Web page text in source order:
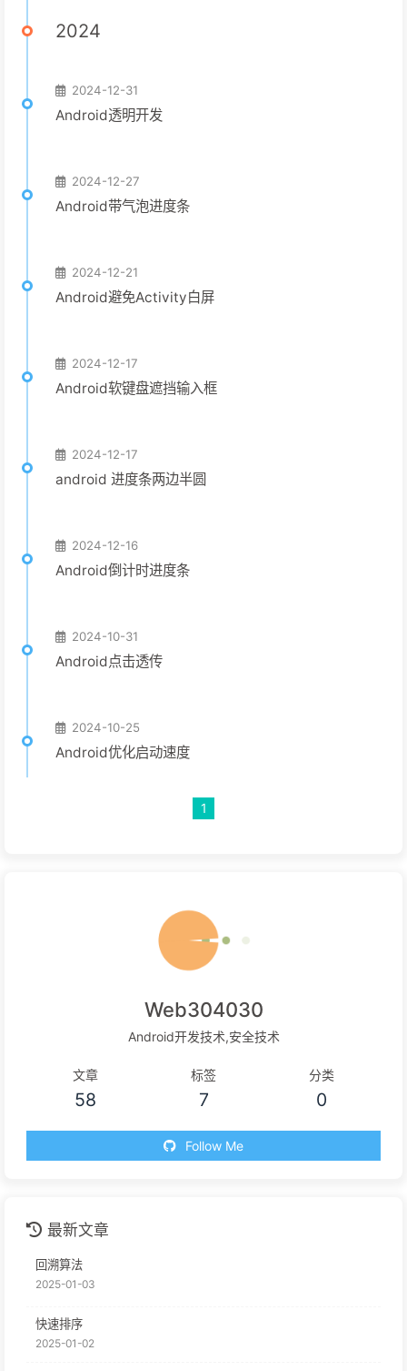
2024
2024-12-31
Android透明开发
2024-12-27
Android带气泡进度条
2024-12-21
Android避免Activity白屏
2024-12-17
Android软键盘遮挡输入框
2024-12-17
android 进度条两边半圆
2024-12-16
Android倒计时进度条
2024-10-31
Android点击透传
2024-10-25
Android优化启动速度
1
Web304030
Android开发技术,安全技术
文章
58
标签
7
分类
0
Follow Me
最新文章
回溯算法
2025-01-03
快速排序
2025-01-02